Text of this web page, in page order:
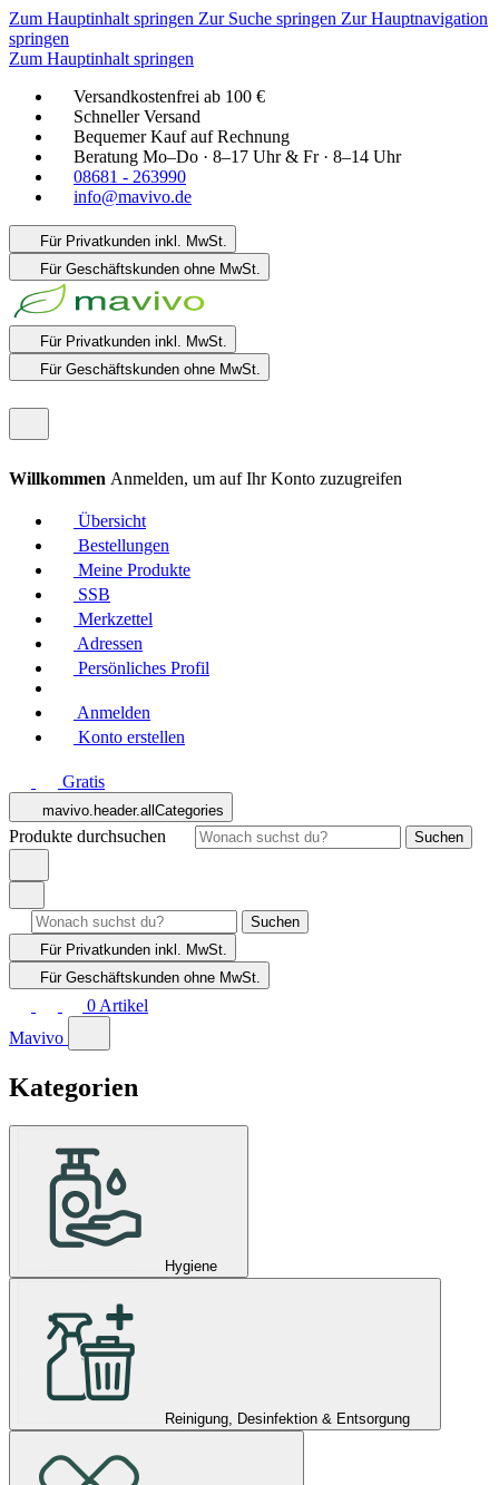
Zum Hauptinhalt springen Zur Suche springen Zur Hauptnavigation
springen
Zum Hauptinhalt springen
Versandkostenfrei ab 100 €
Schneller Versand
Bequemer Kauf auf Rechnung
Beratung Mo–Do · 8–17 Uhr & Fr · 8–14 Uhr
08681 - 263990
info@mavivo.de
Für Privatkunden inkl. MwSt.
Für Geschäftskunden ohne MwSt.
Für Privatkunden inkl. MwSt.
Für Geschäftskunden ohne MwSt.
Willkommen Anmelden, um auf Ihr Konto zuzugreifen
Übersicht
Bestellungen
Meine Produkte
SSB
Merkzettel
Adressen
Persönliches Profil
Anmelden
Konto erstellen
Gratis
mavivo.header.allCategories
Produkte durchsuchen Suchen
Suchen
Für Privatkunden inkl. MwSt.
Für Geschäftskunden ohne MwSt.
0 Artikel
Mavivo
Kategorien
Hygiene
Reinigung, Desinfektion & Entsorgung